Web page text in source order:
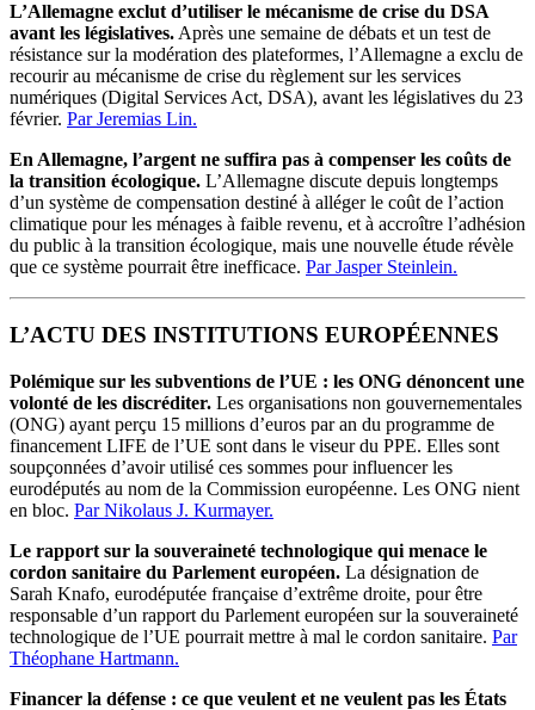
L’Allemagne exclut d’utiliser le mécanisme de crise du DSA
avant les législatives. Après une semaine de débats et un test de
résistance sur la modération des plateformes, l’Allemagne a exclu de
recourir au mécanisme de crise du règlement sur les services
numériques (Digital Services Act, DSA), avant les législatives du 23
février. Par Jeremias Lin.
En Allemagne, l’argent ne suffira pas à compenser les coûts de
la transition écologique. L’Allemagne discute depuis longtemps
d’un système de compensation destiné à alléger le coût de l’action
climatique pour les ménages à faible revenu, et à accroître l’adhésion
du public à la transition écologique, mais une nouvelle étude révèle
que ce système pourrait être inefficace. Par Jasper Steinlein.
L’ACTU DES INSTITUTIONS EUROPÉENNES
Polémique sur les subventions de l’UE : les ONG dénoncent une
volonté de les discréditer. Les organisations non gouvernementales
(ONG) ayant perçu 15 millions d’euros par an du programme de
financement LIFE de l’UE sont dans le viseur du PPE. Elles sont
soupçonnées d’avoir utilisé ces sommes pour influencer les
eurodéputés au nom de la Commission européenne. Les ONG nient
en bloc. Par Nikolaus J. Kurmayer.
Le rapport sur la souveraineté technologique qui menace le
cordon sanitaire du Parlement européen. La désignation de
Sarah Knafo, eurodéputée française d’extrême droite, pour être
responsable d’un rapport du Parlement européen sur la souveraineté
technologique de l’UE pourrait mettre à mal le cordon sanitaire. Par
Théophane Hartmann.
Financer la défense : ce que veulent et ne veulent pas les États